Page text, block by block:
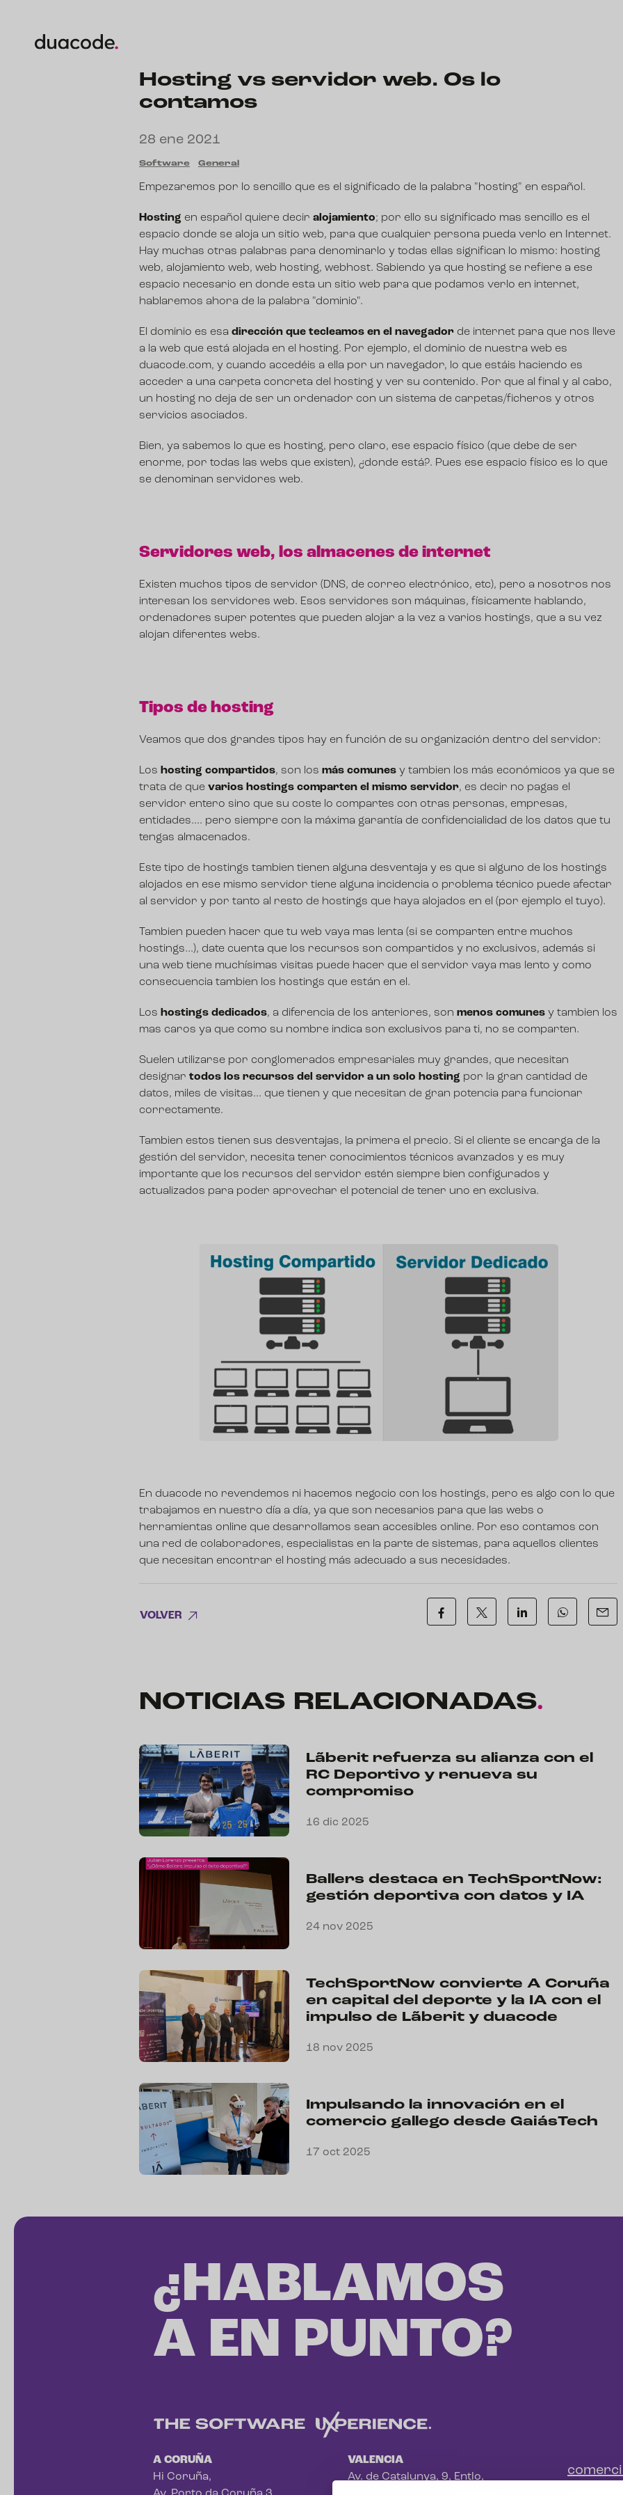
Hosting vs servidor web. Os lo
contamos
28 ene 2021
Software General
Empezaremos por lo sencillo que es el significado de la palabra "hosting" en español.
Hosting en español quiere decir alojamiento; por ello su significado mas sencillo es el
espacio donde se aloja un sitio web, para que cualquier persona pueda verlo en Internet.
Hay muchas otras palabras para denominarlo y todas ellas significan lo mismo: hosting
web, alojamiento web, web hosting, webhost. Sabiendo ya que hosting se refiere a ese
espacio necesario en donde esta un sitio web para que podamos verlo en internet,
hablaremos ahora de la palabra "dominio".
El dominio es esa dirección que tecleamos en el navegador de internet para que nos lleve
a la web que está alojada en el hosting. Por ejemplo, el dominio de nuestra web es
duacode.com, y cuando accedéis a ella por un navegador, lo que estáis haciendo es
acceder a una carpeta concreta del hosting y ver su contenido. Por que al final y al cabo,
un hosting no deja de ser un ordenador con un sistema de carpetas/ficheros y otros
servicios asociados.
Bien, ya sabemos lo que es hosting, pero claro, ese espacio físico (que debe de ser
enorme, por todas las webs que existen), ¿donde está?. Pues ese espacio físico es lo que
se denominan servidores web.
Servidores web, los almacenes de internet
Existen muchos tipos de servidor (DNS, de correo electrónico, etc), pero a nosotros nos
interesan los servidores web. Esos servidores son máquinas, físicamente hablando,
ordenadores super potentes que pueden alojar a la vez a varios hostings, que a su vez
alojan diferentes webs.
Tipos de hosting
Veamos que dos grandes tipos hay en función de su organización dentro del servidor:
Los hosting compartidos, son los más comunes y tambien los más económicos ya que se
trata de que varios hostings comparten el mismo servidor, es decir no pagas el
servidor entero sino que su coste lo compartes con otras personas, empresas,
entidades.... pero siempre con la máxima garantía de confidencialidad de los datos que tu
tengas almacenados.
Este tipo de hostings tambien tienen alguna desventaja y es que si alguno de los hostings
alojados en ese mismo servidor tiene alguna incidencia o problema técnico puede afectar
al servidor y por tanto al resto de hostings que haya alojados en el (por ejemplo el tuyo).
Tambien pueden hacer que tu web vaya mas lenta (si se comparten entre muchos
hostings...), date cuenta que los recursos son compartidos y no exclusivos, además si
una web tiene muchísimas visitas puede hacer que el servidor vaya mas lento y como
consecuencia tambien los hostings que están en el.
Los hostings dedicados, a diferencia de los anteriores, son menos comunes y tambien los
mas caros ya que como su nombre indica son exclusivos para ti, no se comparten.
Suelen utilizarse por conglomerados empresariales muy grandes, que necesitan
designar todos los recursos del servidor a un solo hosting por la gran cantidad de
datos, miles de visitas... que tienen y que necesitan de gran potencia para funcionar
correctamente.
Tambien estos tienen sus desventajas, la primera el precio. Si el cliente se encarga de la
gestión del servidor, necesita tener conocimientos técnicos avanzados y es muy
importante que los recursos del servidor estén siempre bien configurados y
actualizados para poder aprovechar el potencial de tener uno en exclusiva.
En duacode no revendemos ni hacemos negocio con los hostings, pero es algo con lo que
trabajamos en nuestro día a día, ya que son necesarios para que las webs o
herramientas online que desarrollamos sean accesibles online. Por eso contamos con
una red de colaboradores, especialistas en la parte de sistemas, para aquellos clientes
que necesitan encontrar el hosting más adecuado a sus necesidades.
VOLVER
NOTICIAS RELACIONADAS.
Lãberit refuerza su alianza con el
RC Deportivo y renueva su
compromiso
16 dic 2025
Ballers destaca en TechSportNow:
gestión deportiva con datos y IA
24 nov 2025
TechSportNow convierte A Coruña
en capital del deporte y la IA con el
impulso de Lãberit y duacode
18 nov 2025
Impulsando la innovación en el
comercio gallego desde GaiásTech
17 oct 2025
¿HABLAMOS
A EN PUNTO?
A CORUÑA
Hi Coruña,
VALENCIA
Av. de Catalunya, 9, Entlo,